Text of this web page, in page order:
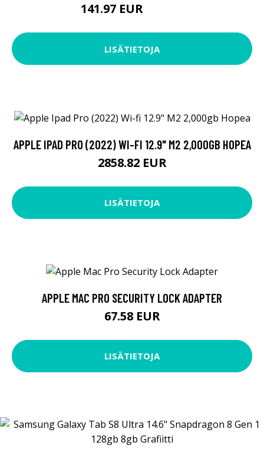
141.97 EUR
LISÄTIETOJA
APPLE IPAD PRO (2022) WI-FI 12.9" M2 2,000GB HOPEA
2858.82 EUR
LISÄTIETOJA
APPLE MAC PRO SECURITY LOCK ADAPTER
67.58 EUR
LISÄTIETOJA